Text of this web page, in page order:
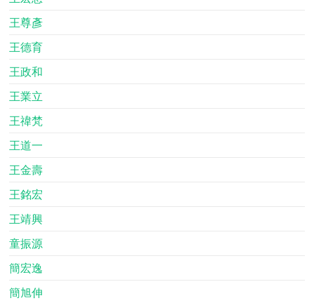
王尊彥
王德育
王政和
王業立
王禕梵
王道一
王金壽
王銘宏
王靖興
童振源
簡宏逸
簡旭伸